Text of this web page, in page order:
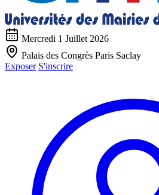
Mercredi 1 Juillet 2026
Palais des Congrès Paris Saclay
Exposer S'inscrire